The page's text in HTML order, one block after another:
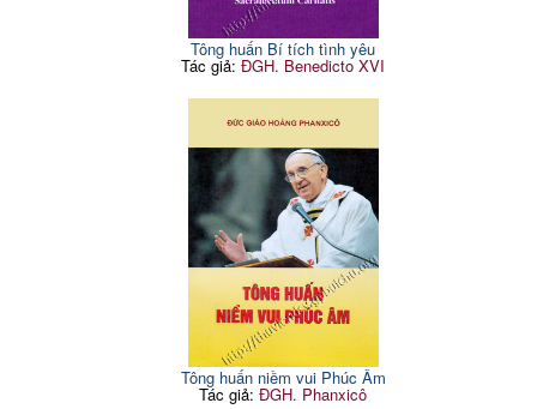
Tông huấn Bí tích tình yêu
Tác giả:ĐGH. Benedicto XVI
Tông huấn niềm vui Phúc Âm
Tác giả:ĐGH. Phanxicô